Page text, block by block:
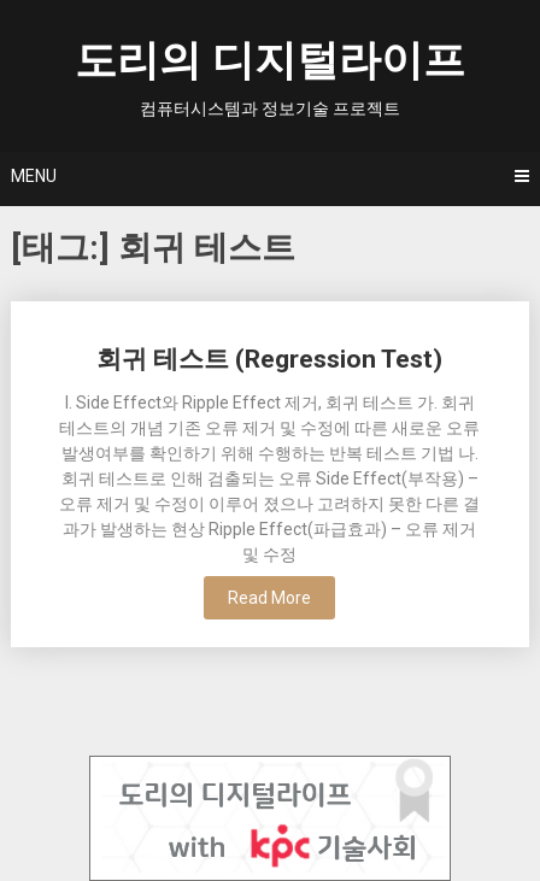
도리의 디지털라이프
컴퓨터시스템과 정보기술 프로젝트
MENU
[태그:] 회귀 테스트
회귀 테스트 (Regression Test)
I. Side Effect와 Ripple Effect 제거, 회귀 테스트 가. 회귀
테스트의 개념 기존 오류 제거 및 수정에 따른 새로운 오류
발생여부를 확인하기 위해 수행하는 반복 테스트 기법 나.
회귀 테스트로 인해 검출되는 오류 Side Effect(부작용) –
오류 제거 및 수정이 이루어 졌으나 고려하지 못한 다른 결
과가 발생하는 현상 Ripple Effect(파급효과) – 오류 제거
및 수정
Read More
navigation